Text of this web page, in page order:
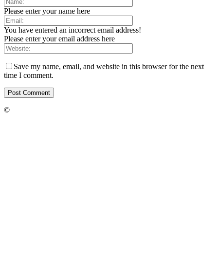
Please enter your name here
You have entered an incorrect email address!
Please enter your email address here
Save my name, email, and website in this browser for the next
time I comment.
©